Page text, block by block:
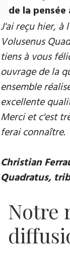
de la
J'ai reçu hier, à
Volusenus
tiens à vous
ouvrage de la
ensemble
excellente
Merci et c'est
ferai connaître.
Christian
Quadratus,
Notre